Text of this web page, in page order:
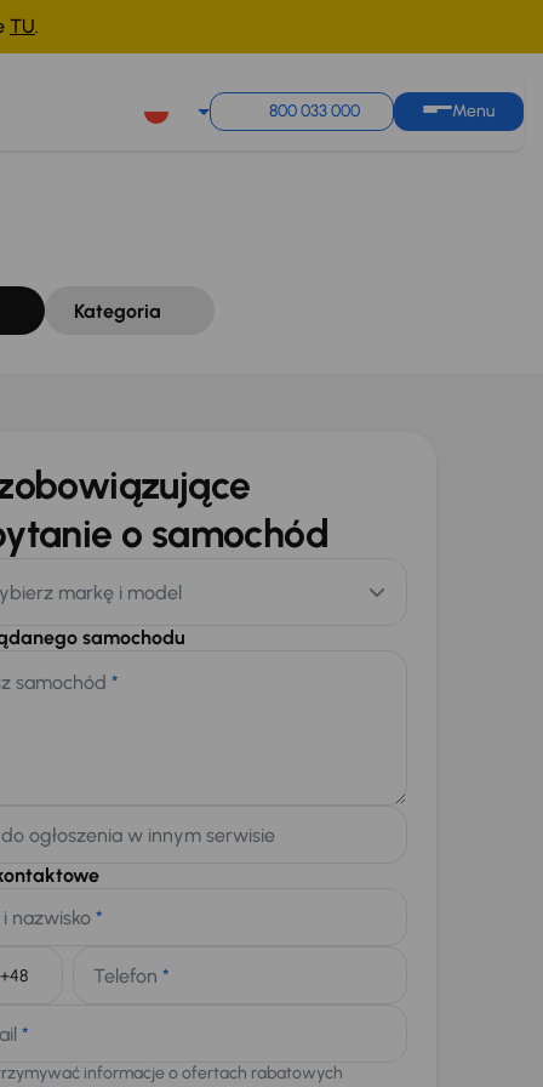
TU.
800 033 000 Menu
Kategoria
o samochód
markę i model
samochodu
samochód *
ogłoszenia w innym serwisie
nazwisko *
Telefon *
*
informacje o ofertach rabatowych